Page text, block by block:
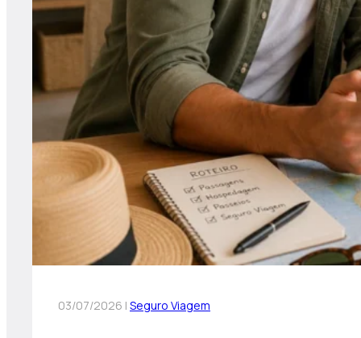
03/07/2026 | Seguro Viagem